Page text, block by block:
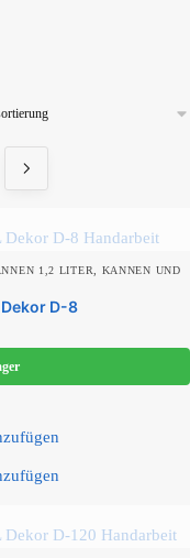
1,2 LITER
KANNEN UND
D-8